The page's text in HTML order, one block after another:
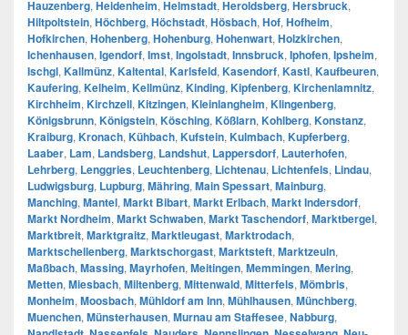
Hauzenberg, Heidenheim, Helmstadt, Heroldsberg, Hersbruck,
Hiltpoltstein, Höchberg, Höchstadt, Hösbach, Hof, Hofheim,
Hofkirchen, Hohenberg, Hohenburg, Hohenwart, Holzkirchen,
Ichenhausen, Igendorf, Imst, Ingolstadt, Innsbruck, Iphofen, Ipsheim,
Ischgl, Kallmünz, Kaltental, Karlsfeld, Kasendorf, Kastl, Kaufbeuren,
Kaufering, Kelheim, Kellmünz, Kinding, Kipfenberg, Kirchenlamnitz,
Kirchheim, Kirchzell, Kitzingen, Kleinlangheim, Klingenberg,
Königsbrunn, Königstein, Kösching, Kößlarn, Kohlberg, Konstanz,
Kraiburg, Kronach, Kühbach, Kufstein, Kulmbach, Kupferberg,
Laaber, Lam, Landsberg, Landshut, Lappersdorf, Lauterhofen,
Lehrberg, Lenggries, Leuchtenberg, Lichtenau, Lichtenfels, Lindau,
Ludwigsburg, Lupburg, Mähring, Main Spessart, Mainburg,
Manching, Mantel, Markt Bibart, Markt Erlbach, Markt Indersdorf,
Markt Nordheim, Markt Schwaben, Markt Taschendorf, Marktbergel,
Marktbreit, Marktgraitz, Marktleugast, Marktrodach,
Marktschellenberg, Marktschorgast, Marktsteft, Marktzeuln,
Maßbach, Massing, Mayrhofen, Meitingen, Memmingen, Mering,
Metten, Miesbach, Miltenberg, Mittenwald, Mitterfels, Mömbris,
Monheim, Moosbach, Mühldorf am Inn, Mühlhausen, Münchberg,
Muenchen, Münsterhausen, Murnau am Staffesee, Nabburg,